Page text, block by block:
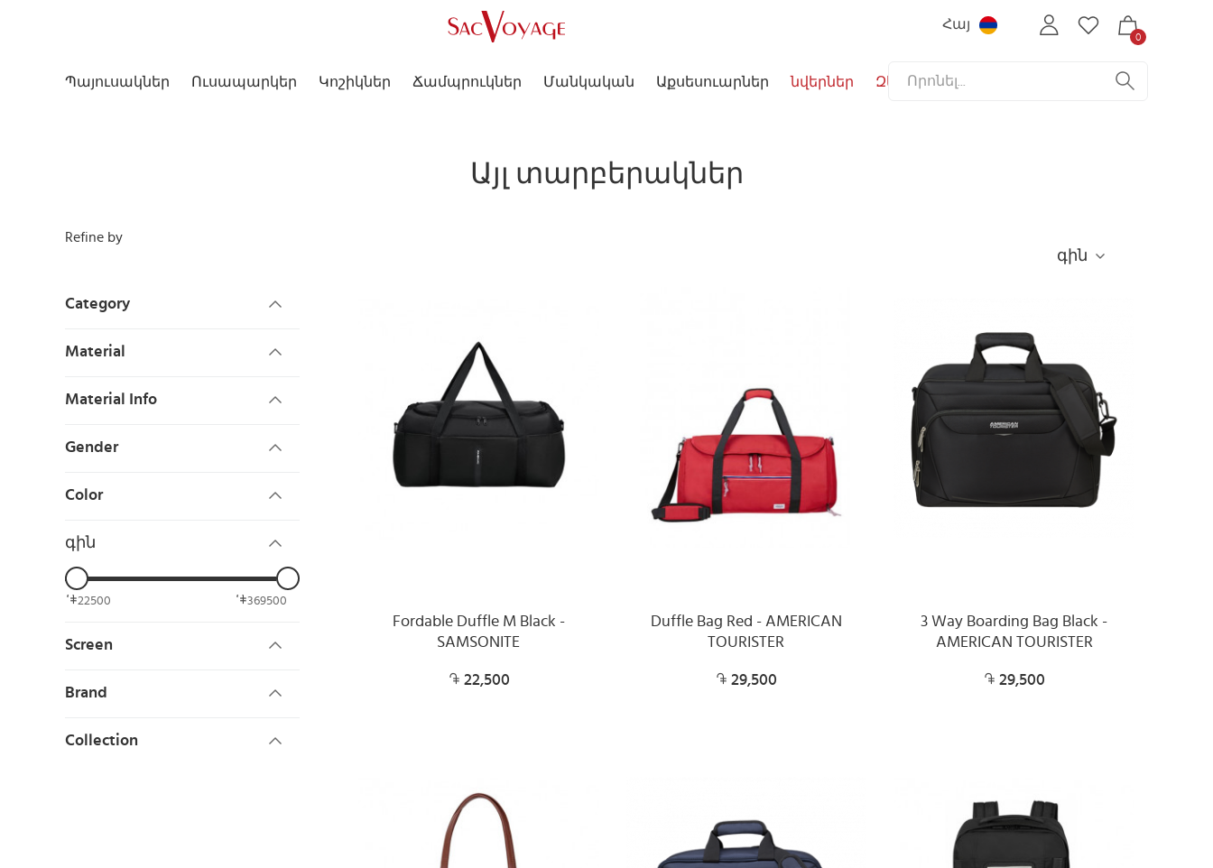
Հայ
0
Պայուսակներ Ուսապարկեր Կոշիկներ Ճամպրուկներ Մանկական Աքսեսուարներ նվերներ Զեղչեր
Այլ տարբերակներ
Refine by
Category
Material
Material Info
Gender
Color
գին
22500 369500
Screen
Brand
Collection
գին
Fordable Duffle M Black -
SAMSONITE
22,500
Duffle Bag Red - AMERICAN
TOURISTER
29,500
3 Way Boarding Bag Black -
AMERICAN TOURISTER
29,500